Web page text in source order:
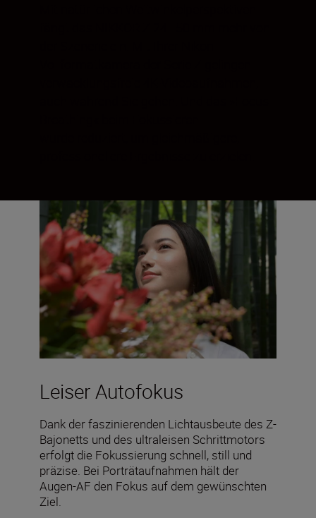
Leiser Autofokus
Dank der faszinierenden Lichtausbeute des Z-
Bajonetts und des ultraleisen Schrittmotors
erfolgt die Fokussierung schnell, still und
präzise. Bei Porträtaufnahmen hält der
Augen-AF den Fokus auf dem gewünschten
Ziel.